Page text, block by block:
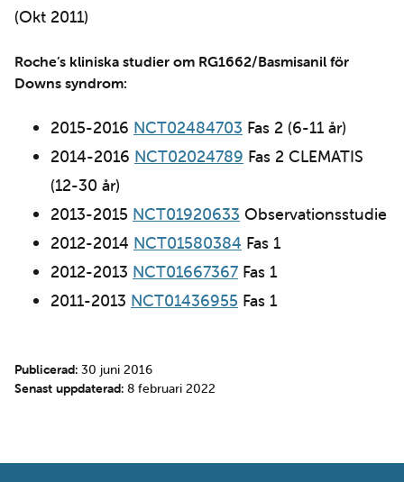
(Okt 2011)
Roche’s kliniska studier om RG1662/Basmisanil för
Downs syndrom:
2015-2016 NCT02484703 Fas 2 (6-11 år)
2014-2016 NCT02024789 Fas 2 CLEMATIS
(12-30 år)
2013-2015 NCT01920633 Observationsstudie
2012-2014 NCT01580384 Fas 1
2012-2013 NCT01667367 Fas 1
2011-2013 NCT01436955 Fas 1
Publicerad: 30 juni 2016
Senast uppdaterad: 8 februari 2022